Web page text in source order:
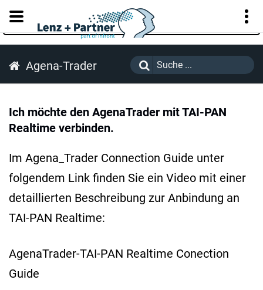
KUNDENPORTAL
Agena-Trader
Ich möchte den AgenaTrader mit TAI-PAN
Realtime verbinden.
Im Agena_Trader Connection Guide unter
folgendem Link finden Sie ein Video mit einer
detaillierten Beschreibung zur Anbindung an
TAI-PAN Realtime:
AgenaTrader-TAI-PAN Realtime Conection
Guide